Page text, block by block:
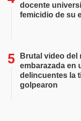
docente
femicidio de su
Brutal video del
embarazada en
delincuentes la
golpearon